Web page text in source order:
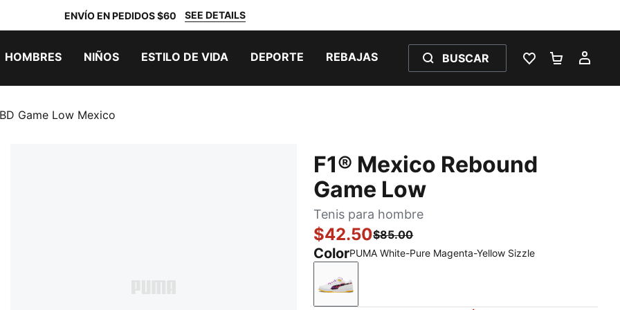
ENVÍO EN PEDIDOS $60 SEE DETAILS
HOMBRES NIÑOS ESTILO DE VIDA DEPORTE REBAJAS BUSCAR
LISTA DE
Game Low Mexico
F1® Mexico Rebound
Game Low
Tenis para hombre
$42.50$85.00
ColorPUMA White-Pure Magenta-Yellow Sizzle
PUMA White-Pure Magenta-Yellow Sizzle